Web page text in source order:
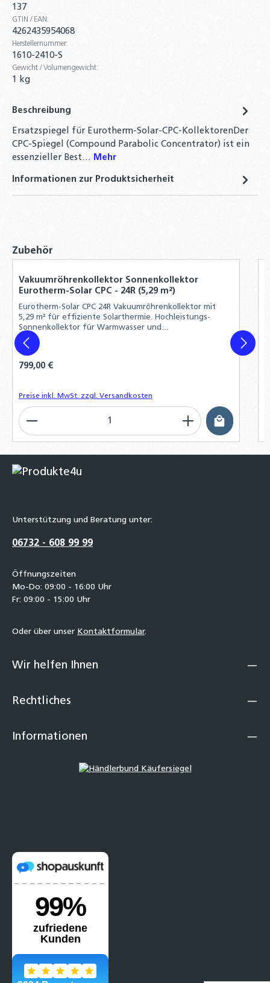
14,90 €
Ersatz Heatpipe Ø14mm Kopf für
Eurotherm-Solar CPC
Eurotherm-Solar CPC - 24R (5,29 m²) Black
Line
799,00 €
Eurotherm-Solar-CPC Kollektoren
5,90 €
137
GTIN / EAN:
4262435954068
Herstellernummer:
1610-2410-S
Gewicht / Volumengewicht:
1 kg
Beschreibung
Ersatzspiegel für Eurotherm-Solar-CPC-KollektorenDer
CPC-Spiegel (Compound Parabolic Concentrator) ist ein
essenzieller Best… Mehr
Informationen zur Produktsicherheit
Produktgalerie überspringen
Zubehör
Vakuumröhrenkollektor Sonnenkollektor
Eurotherm-Solar CPC - 24R (5,29 m²)
Eurotherm-Solar CPC 24R Vakuumröhrenkollektor mit
5,29 m² für effiziente Solarthermie. Hochleistungs-
Sonnenkollektor für Warmwasser und
Heizungsunterstützung.
Regulärer Preis:
799,00 €
Preise inkl. MwSt. zzgl. Versandkosten
Produkt Anzahl: Gib den gewünschten Wert
Unterstützung und Beratung unter:
06732 - 608 99 99
Öffnungszeiten
Mo-Do: 09:00 - 16:00 Uhr
Fr: 09:00 - 15:00 Uhr
Oder über unser Kontaktformular.
Wir helfen Ihnen
Rechtliches
Informationen